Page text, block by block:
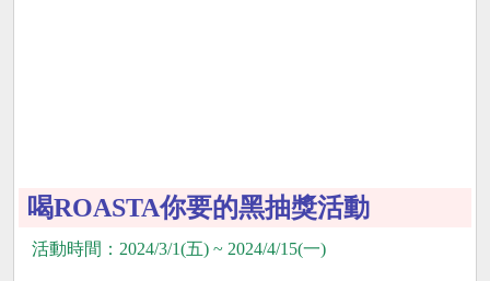
喝ROASTA你要的黑抽獎活動
活動時間：2024/3/1(五) ~ 2024/4/15(一)